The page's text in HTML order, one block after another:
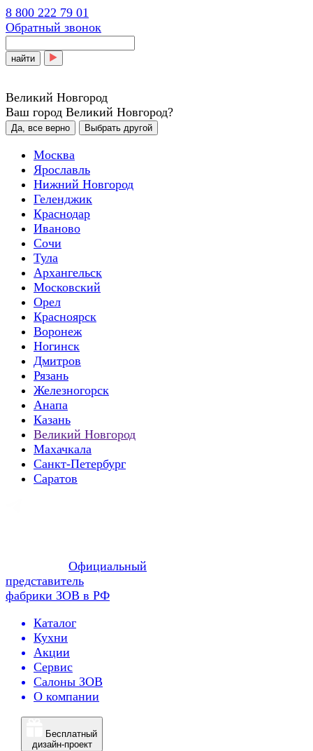
8 800 222 79 01
Обратный звонок
найти
Великий Новгород
Ваш город Великий Новгород?
Да, все верно Выбрать другой
Москва
Ярославль
Нижний Новгород
Геленджик
Краснодар
Иваново
Сочи
Тула
Архангельск
Московский
Орел
Красноярск
Воронеж
Ногинск
Дмитров
Рязань
Железногорск
Анапа
Казань
Великий Новгород
Махачкала
Санкт-Петербург
Саратов
Официальный
представитель
фабрики ЗОВ в РФ
Каталог
Кухни
Акции
Сервис
Салоны ЗОВ
О компании
Бесплатный
дизайн-проект